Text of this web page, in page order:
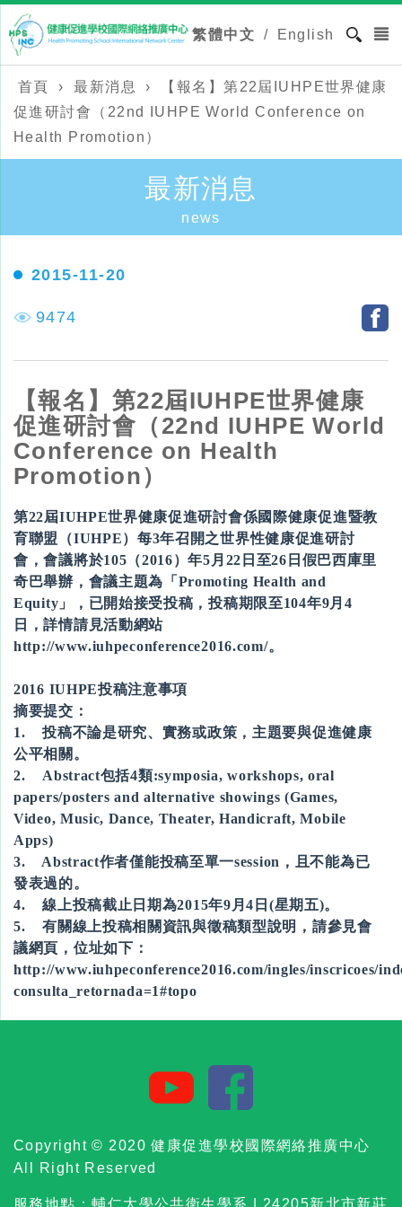
繁體中文 / English
首頁 › 最新消息 ›
【報名】第22屆IUHPE世界健康
促進研討會​（22nd IUHPE World Conference on
Health Promotion）
最新消息
news
9474
2015-11-20
【報名】第22屆IUHPE世界健康
促進研討會​（22nd IUHPE World
Conference on Health
Promotion）
第22屆IUHPE世界健康促進研討會係國際健康促進暨教
育聯盟（IUHPE）每3年召開之世界性健康促進研討
會，會議將於105（2016）年5月22日至26日假巴西庫里
奇巴舉辦，會議主題為「Promoting Health and
Equity」，已開始接受投稿，投稿期限至104年9月4
日，詳情請見活動網站
http://www.iuhpeconference2016.com/。
2016 IUHPE投稿注意事項
摘要提交：
1. 投稿不論是研究、實務或政策，主題要與促進健康
公平相關。
2. Abstract包括4類:symposia, workshops, oral
papers/posters and alternative showings (Games,
Video, Music, Dance, Theater, Handicraft, Mobile
Apps)
3. Abstract作者僅能投稿至單一session，且不能為已
發表過的。
4. 線上投稿截止日期為2015年9月4日(星期五)。
5. 有關線上投稿相關資訊與徵稿類型說明，請參見會
議網頁，位址如下：
http://www.iuhpeconference2016.com/ingles/inscricoes/
consulta_retornada=1#topo
Copyright © 2020 健康促進學校國際網絡推廣中心
All Right Reserved
服務地點：輔仁大學公共衛生學系 | 24205新北市新莊